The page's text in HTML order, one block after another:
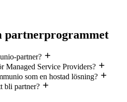
partnerprogrammet
partner?
Managed Service Providers?
som en hostad lösning?
bli partner?